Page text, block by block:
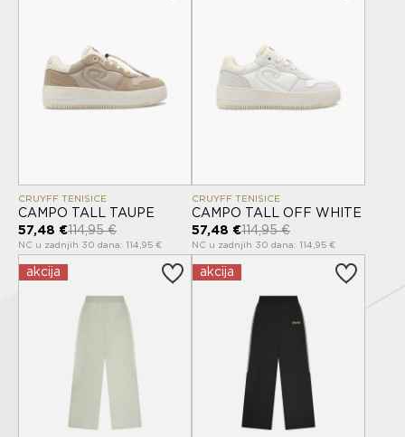
CRUYFF TENISICE
CAMPO TALL TAUPE
57,48 €114,95 €
NC u zadnjih 30 dana: 114,95 €
CRUYFF TENISICE
CAMPO TALL OFF WHITE
57,48 €114,95 €
NC u zadnjih 30 dana: 114,95 €
akcija akcija